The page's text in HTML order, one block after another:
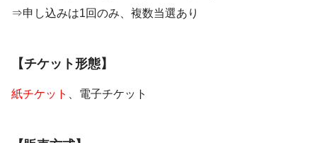
⇒申し込みは1回のみ、複数当選あり
【チケット形態】
紙チケット 、電子チケット